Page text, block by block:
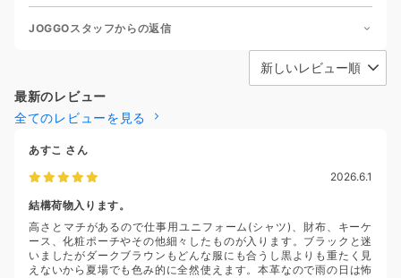
JOGGOスタッフからの返信
最新のレビュー
全てのレビューを見る
あすこ さん
2026.6.1
結構荷物入ります。
高さとマチがあるので仕事用ユニフォーム(シャツ)、財布、キーケ
ース、化粧ポーチやその他細々したものが入ります。ブラックと迷
いましたがダークブラウンもどんな服にも合うし黒よりも重たく見
えないから夏場でも色み的に全然使えます。本革なので雨の日は怖